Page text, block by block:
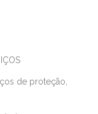
de proteção,